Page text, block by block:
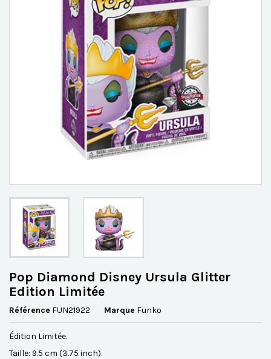
Pop Diamond Disney Ursula Glitter
Edition Limitée
Référence FUN21922 Marque Funko
Édition Limitée.
Taille: 9.5 cm (3.75 inch).